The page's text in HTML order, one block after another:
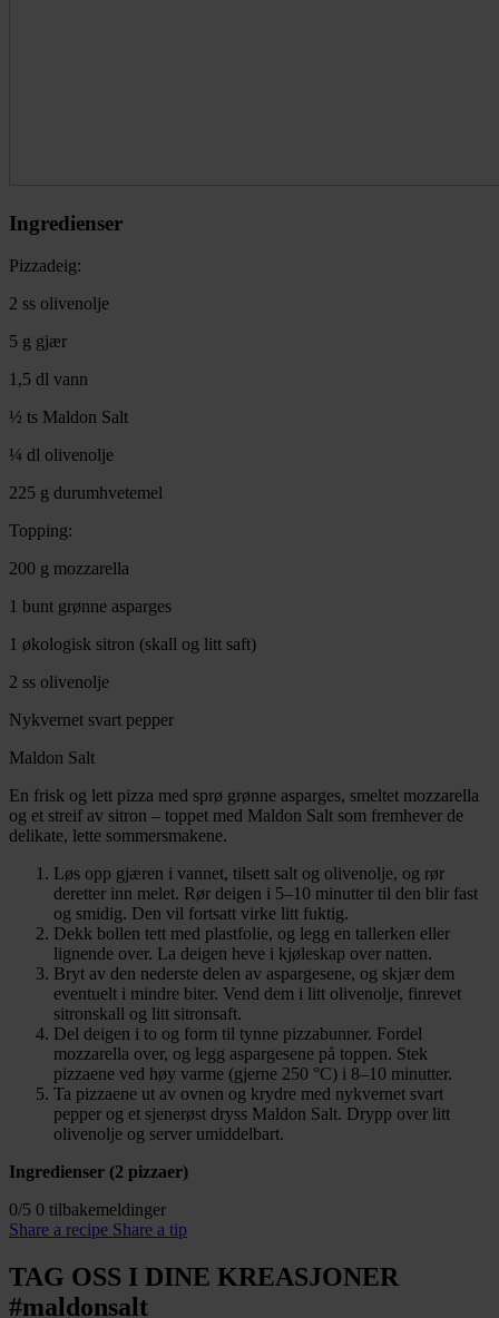
Ingredienser
Pizzadeig:
2 ss olivenolje
5 g gjær
1,5 dl vann
½ ts Maldon Salt
¼ dl olivenolje
225 g durumhvetemel
Topping:
200 g mozzarella
1 bunt grønne asparges
1 økologisk sitron (skall og litt saft)
2 ss olivenolje
Nykvernet svart pepper
Maldon Salt
En frisk og lett pizza med sprø grønne asparges, smeltet mozzarella
og et streif av sitron – toppet med Maldon Salt som fremhever de
delikate, lette sommersmakene.
Løs opp gjæren i vannet, tilsett salt og olivenolje, og rør
deretter inn melet. Rør deigen i 5–10 minutter til den blir fast
og smidig. Den vil fortsatt virke litt fuktig.
Dekk bollen tett med plastfolie, og legg en tallerken eller
lignende over. La deigen heve i kjøleskap over natten.
Bryt av den nederste delen av aspargesene, og skjær dem
eventuelt i mindre biter. Vend dem i litt olivenolje, finrevet
sitronskall og litt sitronsaft.
Del deigen i to og form til tynne pizzabunner. Fordel
mozzarella over, og legg aspargesene på toppen. Stek
pizzaene ved høy varme (gjerne 250 °C) i 8–10 minutter.
Ta pizzaene ut av ovnen og krydre med nykvernet svart
pepper og et sjenerøst dryss Maldon Salt. Drypp over litt
olivenolje og server umiddelbart.
Ingredienser (2 pizzaer)
0/5 0 tilbakemeldinger
Share a recipe Share a tip
TAG OSS I DINE KREASJONER
#maldonsalt